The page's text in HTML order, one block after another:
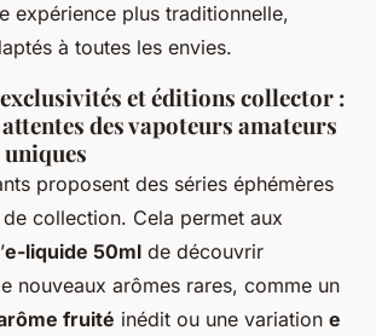
expérience plus traditionnelle,
à toutes les envies.
et éditions collector :
des vapoteurs amateurs
uniques
proposent des séries éphémères
collection. Cela permet aux
e-liquide 50ml de découvrir
nouveaux arômes rares, comme un
fruité inédit ou une variation e